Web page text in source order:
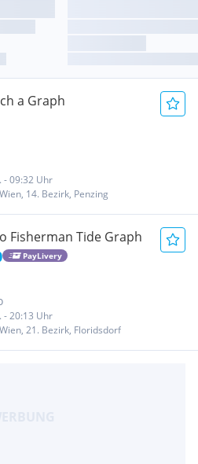
a Graph
- 09:32 Uhr
14. Bezirk, Penzing
Fisherman Tide Graph
PayLivery
- 20:13 Uhr
21. Bezirk, Floridsdorf